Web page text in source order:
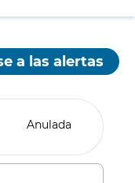
a las alertas
Anulada